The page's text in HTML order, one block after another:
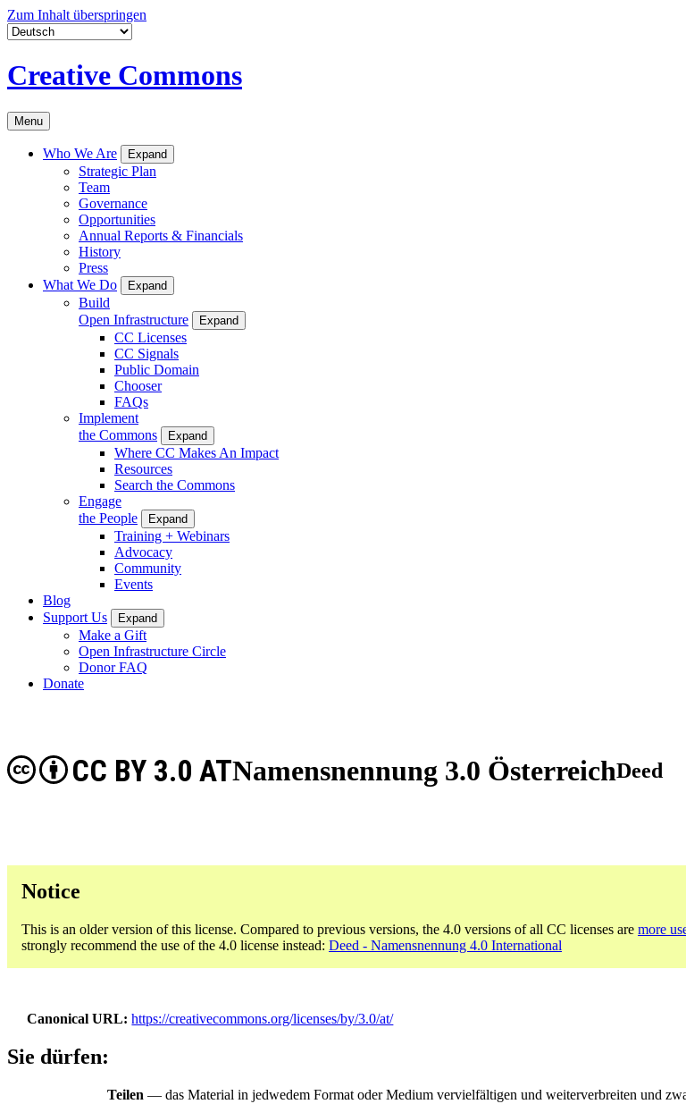
Zum Inhalt überspringen
Creative Commons
Menu
Who We Are Expand
Strategic Plan
Team
Governance
Opportunities
Annual Reports & Financials
History
Press
What We Do
Expand
Build
Open Infrastructure
Expand
CC Licenses
CC Signals
Public Domain
Chooser
FAQs
Implement
the Commons
Expand
Where CC Makes An Impact
Resources
Search the Commons
Engage
the People
Expand
Training + Webinars
Advocacy
Community
Events
Blog
Support Us
Expand
Make a Gift
Open Infrastructure Circle
Donor FAQ
Donate
Namensnennung 3.0 Österreich
CC BY 3.0 AT Deed
Notice
This is an older version of this license. Compared to previous versions, the 4.0 versions of all CC licenses are more
strongly recommend the use of the 4.0 license instead: Deed - Namensnennung 4.0 International
Canonical URL https://creativecommons.org/licenses/by/3.0/at/
Sie dürfen:
Teilen — das Material in jedwedem Format oder Medium vervielfältigen und weiterverbreiten und